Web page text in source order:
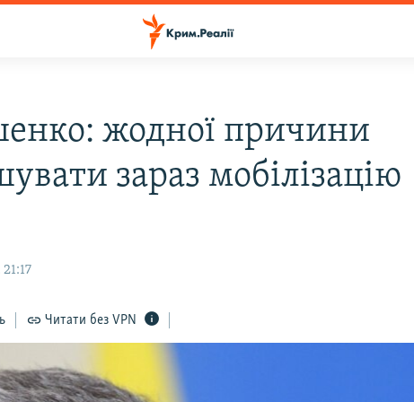
жодної причини
зараз мобілізацію
Читати без VPN